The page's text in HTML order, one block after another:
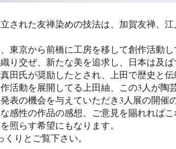
された友禅染めの技法は、加賀友禅、
東京から前橋に工房を移して創作活動
り交ぜ、新たな美を追求し、日本は及ば
田氏が奨励したとされ、上田で歴史と
活動を展開してる上田紬、この3人が陶
表の機会を与えていただき3人展の開催
感性の作品の感想、ご意見を賜れれば
照らす希望にもなります。
りとご覧下さい。